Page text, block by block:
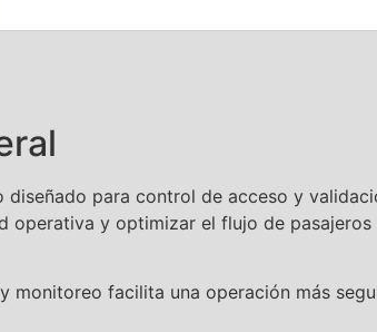
para control de acceso y
operativa y optimizar el flujo de
monitoreo facilita una operación más